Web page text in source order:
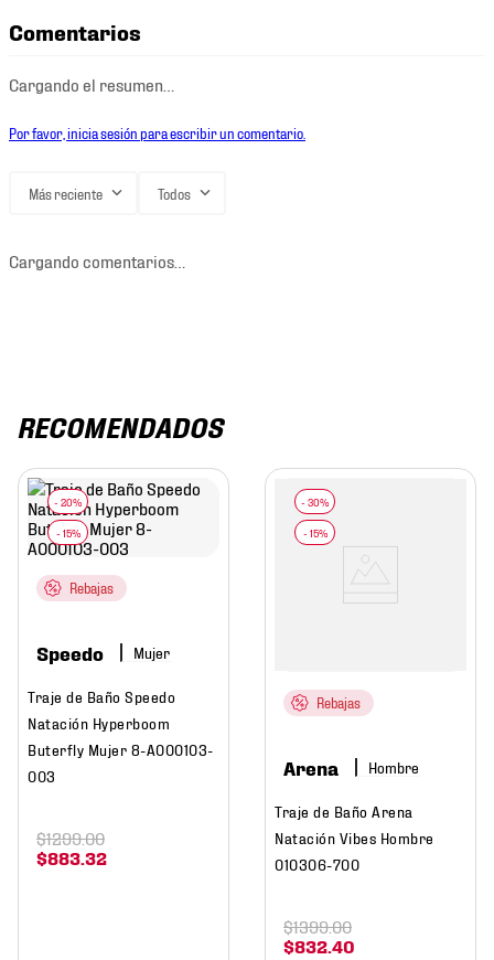
Comentarios
Cargando el resumen…
Por favor, inicia sesión para escribir un comentario.
Más reciente Todos
Cargando comentarios…
RECOMENDADOS
Rebajas
Speedo Mujer
Traje de Baño Speedo
Natación Hyperboom
Buterfly Mujer 8-A000103-
003
$883 32
$1299.00
Rebajas
Arena Hombre
Traje de Baño Arena
Natación Vibes Hombre
010306-700
$832 40
$1399.00